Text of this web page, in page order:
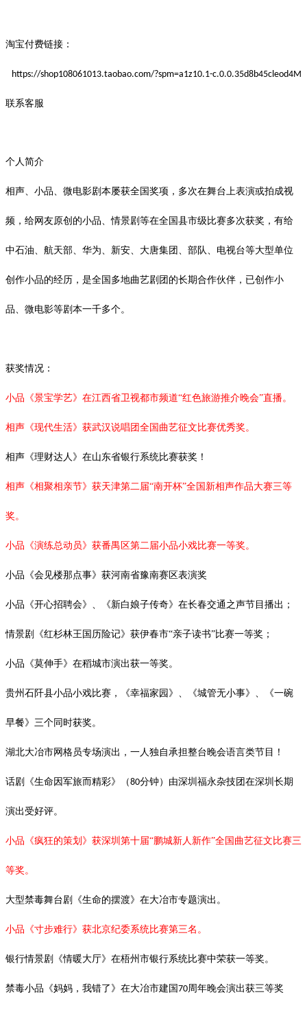
淘宝付费链接：
https://shop108061013.taobao.com/?spm=a1z10.1-c.0.0.35d8b45cleod4M
联系客服
个人简介
相声、小品、微电影剧本屡获全国奖项，多次在舞台上表演或拍成视
频，给网友原创的小品、情景剧等在全国县市级比赛多次获奖，有给
中石油、航天部、华为、新安、大唐集团、部队、电视台等大型单位
创作小品的经历，是全国多地曲艺剧团的长期合作伙伴，已创作小
品、微电影等剧本一千多个。
获奖情况：
小品《景宝学艺》在江西省卫视都市频道“红色旅游推介晚会”直播。
相声《现代生活》获武汉说唱团全国曲艺征文比赛优秀奖。
相声《理财达人》在山东省银行系统比赛获奖！
相声《相聚相亲节》获天津第二届“南开杯”全国新相声作品大赛三等
奖。
小品《演练总动员》获番禺区第二届小品小戏比赛一等奖。
小品《会见楼那点事》获河南省豫南赛区表演奖
小品《开心招聘会》、《新白娘子传奇》在长春交通之声节目播出；
情景剧《红杉林王国历险记》获伊春市“亲子读书”比赛一等奖；
小品《莫伸手》在稻城市演出获一等奖。
贵州石阡县小品小戏比赛，《幸福家园》、《城管无小事》、《一碗
早餐》三个同时获奖。
湖北大冶市网格员专场演出，一人独自承担整台晚会语言类节目！
话剧《生命因军旅而精彩》（80分钟）由深圳福永杂技团在深圳长期
演出受好评。
小品《疯狂的策划》获深圳第十届“鹏城新人新作”全国曲艺征文比赛三
等奖。
大型禁毒舞台剧《生命的摆渡》在大冶市专题演出。
小品《寸步难行》获北京纪委系统比赛第三名。
银行情景剧《情暖大厅》在梧州市银行系统比赛中荣获一等奖。
禁毒小品《妈妈，我错了》在大冶市建国70周年晚会演出获三等奖